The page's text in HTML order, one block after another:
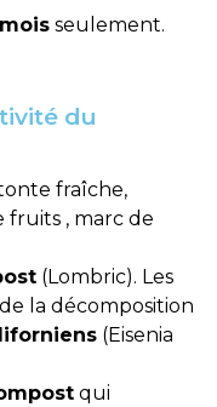
seulement.
du
fraîche,
, marc de
(Lombric). Les
la décomposition
(Eisenia
qui